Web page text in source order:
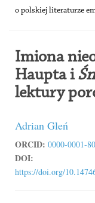
o polskiej literaturze
Imiona
Haupta i
lektury
Adrian Gleń
ORCID: 0000-0001-
DOI:
https://doi.org/